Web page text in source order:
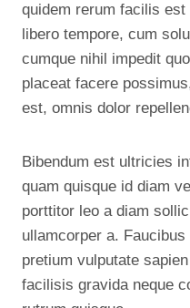
quidem rerum facilis
libero tempore, cum
cumque nihil impedit
placeat facere
est, omnis dolor
Bibendum est ultricies
quam quisque id diam
porttitor leo a diam
ullamcorper a.
pretium vulputate
facilisis gravida neque